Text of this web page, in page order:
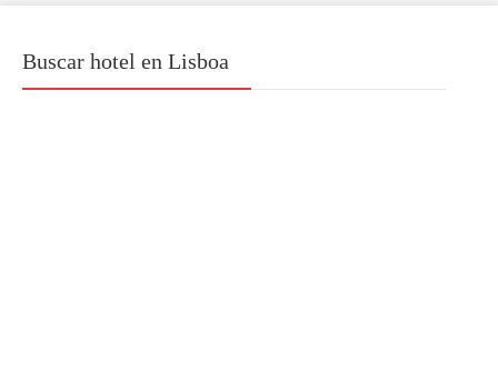
Buscar hotel en Lisboa